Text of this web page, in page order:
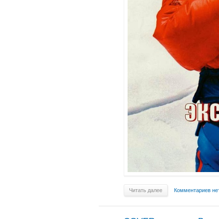
Читать далее Комментариев